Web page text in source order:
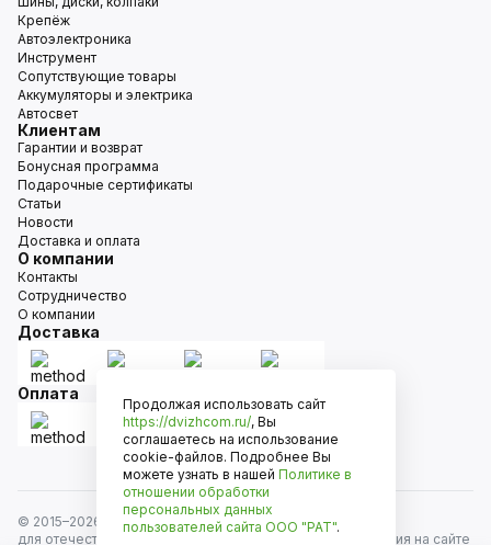
Крепёж
Автоэлектроника
Инструмент
Сопутствующие товары
Аккумуляторы и электрика
Автосвет
Клиентам
Гарантии и возврат
Бонусная программа
Подарочные сертификаты
Статьи
Новости
Доставка и оплата
О компании
Контакты
Сотрудничество
О компании
Доставка
Оплата
© 2015–2026
Движком — сеть магазинов автозапчастей
для отечественных автомобилей и иномарок. Информация на сайте
Продолжая использовать сайт
https://dvizhcom.ru/, Вы
соглашаетесь на использование
cookie-файлов. Подробнее Вы
можете узнать в нашей Политике в
отношении обработки
персональных данных
пользователей сайта ООО "РАТ".